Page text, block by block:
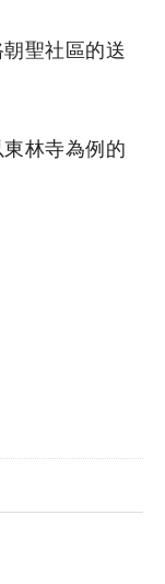
聖社區的送
林寺為例的